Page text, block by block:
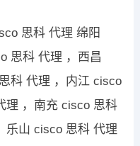
思科 代理 绵阳
思科 代理 ，西昌
科 代理 ，内江 cisco
理 ，南充 cisco 思科
乐山 cisco 思科 代理